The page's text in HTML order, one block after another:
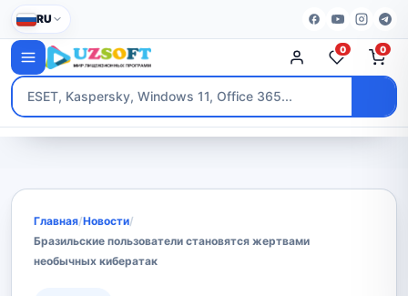
RU
0 0
Главная/Новости/
Бразильские пользователи становятся жертвами
необычных кибератак